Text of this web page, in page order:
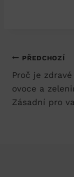
Navigace
pro
PŘEDCHOZÍ
Proč je
ovoce a
Zásadní pro